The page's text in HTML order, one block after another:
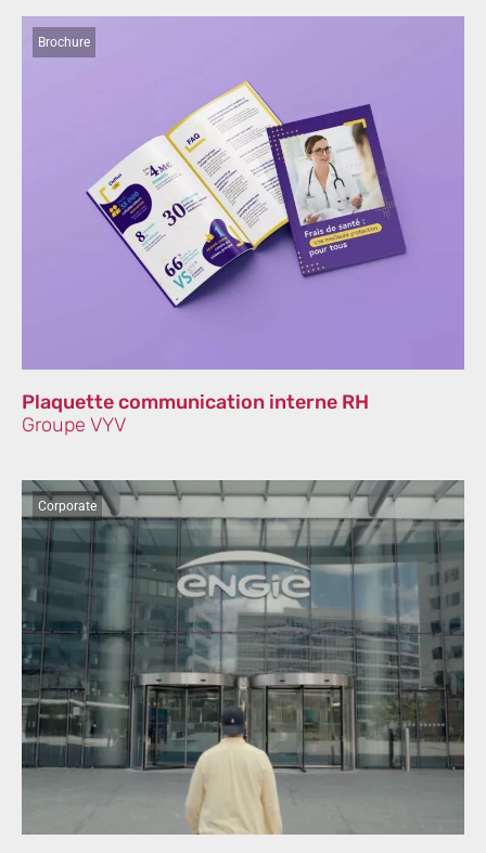
Brochure
Plaquette communication interne RH
Groupe VYV
Corporate